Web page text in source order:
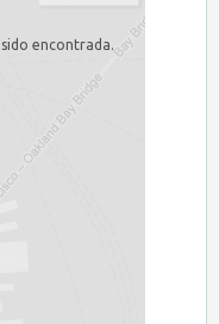
encontrada.